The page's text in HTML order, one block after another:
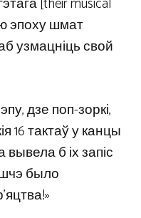
эпоху шмат
узмацніць свой
дзе поп-зоркі,
16 тактаў у канцы
б іх запіс
было